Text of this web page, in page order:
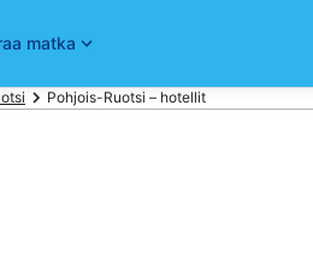
matka
Pohjois-Ruotsi – hotellit